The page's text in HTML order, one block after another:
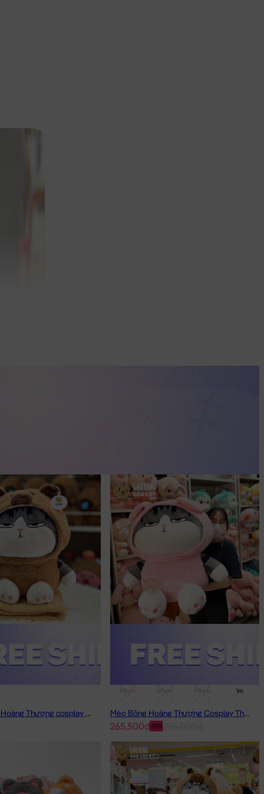
Gối mền Mèo Hoàng Thượng cosplay Capybara
1m
Mèo Bông Hoàng Thượng Cosplay Thỏ Hồng
-10%
265,500đ